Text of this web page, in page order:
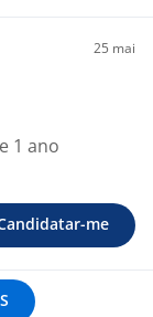
25 mai
1 ano
me